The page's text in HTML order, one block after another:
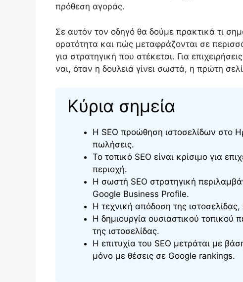
πρόθεση αγοράς.
Σε αυτόν τον οδηγό θα δούμε πρακτικά τι
ορατότητα και πώς μεταφράζονται σε
για στρατηγική που στέκεται. Για
ναι, όταν η δουλειά γίνει σωστά, η πρώτη
Κύρια σημεία
Η SEO προώθηση ιστοσελίδων στο
πωλήσεις.
Το τοπικό SEO είναι κρίσιμο για
περιοχή.
Η σωστή SEO στρατηγική
Google Business Profile.
Η τεχνική απόδοση της
Η δημιουργία ουσιαστικού τοπικού
της ιστοσελίδας.
Η επιτυχία του SEO μετράται με
μόνο με θέσεις σε Google rankings.